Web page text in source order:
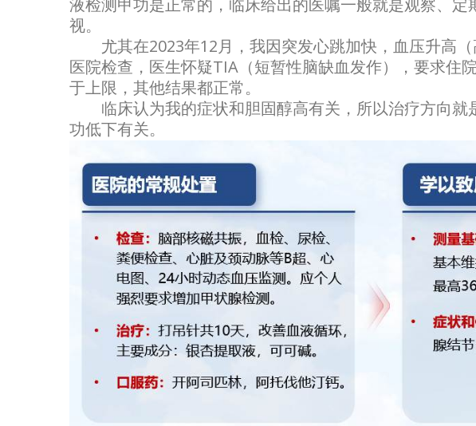
液检测甲功是正常的，临床给出的医嘱一般就是观察、
视。
尤其在2023年12月，我因突发心跳加快，血压升高
医院检查，医生怀疑TIA（短暂性脑缺血发作），要求住
于上限，其他结果都正常。
临床认为我的症状和胆固醇高有关，所以治疗方向就
功低下有关。